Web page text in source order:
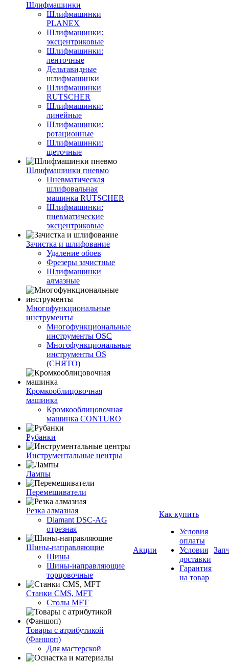
Шлифмашинки
Шлифмашинки
PLANEX
Шлифмашинки:
эксцентриковые
Шлифмашинки:
ленточные
Дельтавидные
шлифмашинки
Шлифмашинки
RUTSCHER
Шлифмашинки:
линейные
Шлифмашинки:
ротационные
Шлифмашинки:
щеточные
Шлифмашинки пневмо
Пневматическая
шлифовальная
машинка RUTSCHER
Шлифмашинки:
пневматические
эксцентриковые
Зачистка и шлифование
Удаление обоев
Фрезеры зачистные
Шлифмашинки
алмазные
Многофункциональные
инструменты
Многофункциональные
инструменты OSC
Многофункциональные
инструменты OS
(СНЯТО)
Кромкооблицовочная
машинка
Кромкооблицовочная
машинка CONTURO
Рубанки
Инструментальные центры
Лампы
Перемешиватели
Резка алмазная
Diamant DSC-AG
отрезная
Шины-направляющие
Шины
Шины-направляющие
торцовочные
Станки CMS, MFT
Столы MFT
Товары с атрибутикой
(Фаншоп)
Для мастерской
Акции
Как купить
Условия
оплаты
Условия
доставки
Гарантия
на товар